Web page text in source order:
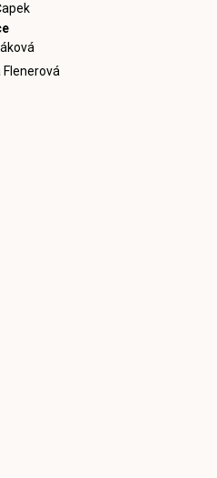
Flenerová